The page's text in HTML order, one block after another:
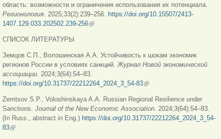
область: возможности и ограничения использования их потенциала.
Регионология. 2025;33(2):239–256. https://doi.org/10.15507/2413-
1407.129.033.202502.239-256(внешняя ссылка)
СПИСОК ЛИТЕРАТУРЫ
Земцов С.П., Волошинская А.А. Устойчивость к шокам экономик
регионов России в условиях санкций.Журнал Новой экономической
ассоциации. 2024;3(64):54–83.
https://doi.org/10.31737/22212264_2024_3_54-83(внешняя ссылка)
Zemtsov S.P., Voloshinskaya A.A. Russian Regional Resilience under
Sanctions. Journal of the New Economic Association. 2024;3(64):54–83.
(In Russ., abstract in Eng.) https://doi.org/10.31737/22212264_2024_3_54-
83(внешняя ссылка)